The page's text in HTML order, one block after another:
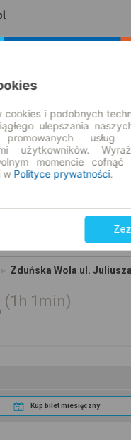
Wola
Wola
Zduńska Wola ul. Juliusza
1h 1min
Kup bilet miesięczny
cookies i podobnych
ulepszania
promowanych
użytkowników.
momencie cofnąć
w Polityce prywatności.